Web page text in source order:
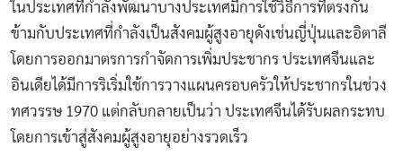
ในประเทศที่กำลังพัฒนาบางประเทศมีการใช้วิธีการที่ตรงกัน
ข้ามกับประเทศที่กำลังเป็นสังคมผู้สูงอายุดังเช่นญี่ปุ่นและอิตาลี
โดยการออกมาตรการกำจัดการเพิ่มประชากร ประเทศจีนและ
อินเดียได้มีการริเริ่มใช้การวางแผนครอบครัวให้ประชากรในช่วง
ทศวรรษ 1970 แต่กลับกลายเป็นว่า ประเทศจีนได้รับผลกระทบ
โดยการเข้าสู่สังคมผู้สูงอายุอย่างรวดเร็ว